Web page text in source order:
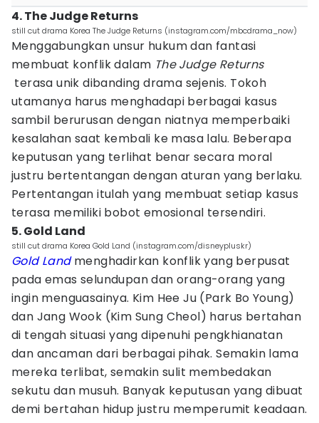
4. The Judge Returns
still cut drama Korea The Judge Returns (instagram.com/mbcdrama_now)
Menggabungkan unsur hukum dan fantasi
membuat konflik dalam The Judge Returns
terasa unik dibanding drama sejenis. Tokoh
utamanya harus menghadapi berbagai kasus
sambil berurusan dengan niatnya memperbaiki
kesalahan saat kembali ke masa lalu. Beberapa
keputusan yang terlihat benar secara moral
justru bertentangan dengan aturan yang berlaku.
Pertentangan itulah yang membuat setiap kasus
terasa memiliki bobot emosional tersendiri.
5. Gold Land
still cut drama Korea Gold Land (instagram.com/disneypluskr)
Gold Land menghadirkan konflik yang berpusat
pada emas selundupan dan orang-orang yang
ingin menguasainya. Kim Hee Ju (Park Bo Young)
dan Jang Wook (Kim Sung Cheol) harus bertahan
di tengah situasi yang dipenuhi pengkhianatan
dan ancaman dari berbagai pihak. Semakin lama
mereka terlibat, semakin sulit membedakan
sekutu dan musuh. Banyak keputusan yang dibuat
demi bertahan hidup justru memperumit keadaan.